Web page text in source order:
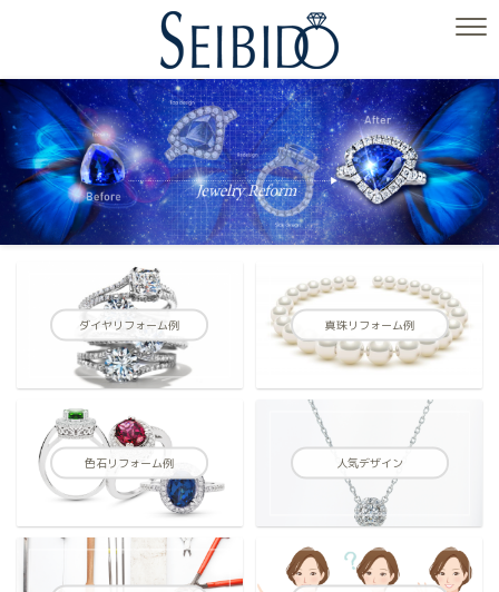
ダイヤリフォーム例 真珠リフォーム例
色石リフォーム例 人気デザイン